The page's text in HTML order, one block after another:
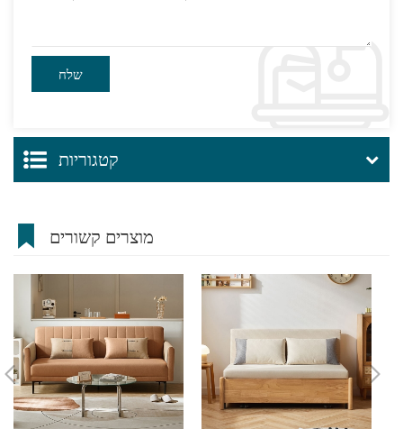
קטגוריות
מוצרים קשורים